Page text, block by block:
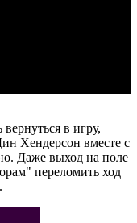
в игру,
Хендерсон вместе с
Даже выход на поле
переломить ход